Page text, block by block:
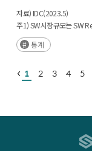
해외진출 활동 현황 3. 해
3. 부록: 소프트웨어산업
자료) IDC(2023.5)
주1) SW시장규모는 SW
통계
1 2 3 4 5